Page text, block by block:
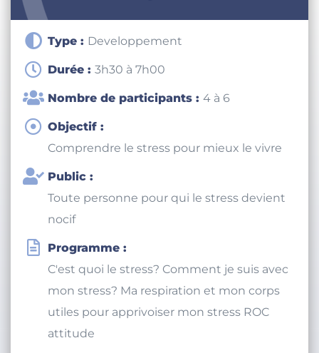
Type : Developpement
Durée : 3h30 à 7h00
Nombre de participants : 4 à 6
Objectif :
Comprendre le stress pour mieux le vivre
Public :
Toute personne pour qui le stress devient
nocif
Programme :
C'est quoi le stress? Comment je suis avec
mon stress? Ma respiration et mon corps
utiles pour apprivoiser mon stress ROC
attitude